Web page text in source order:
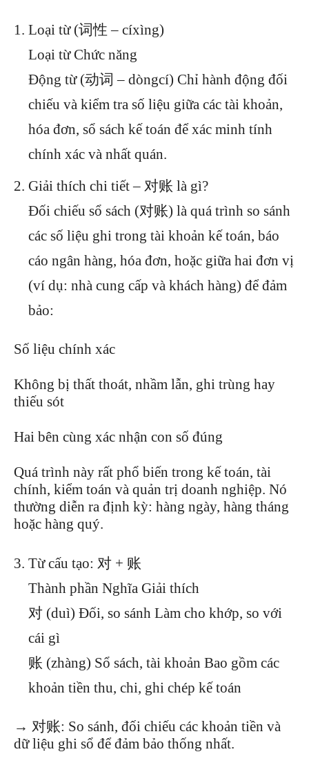
Loại từ (词性 – cíxìng)
Loại từ Chức năng
Động từ (动词 – dòngcí) Chỉ hành động đối
chiếu và kiểm tra số liệu giữa các tài khoản,
hóa đơn, sổ sách kế toán để xác minh tính
chính xác và nhất quán.
Giải thích chi tiết – 对账 là gì?
Đối chiếu sổ sách (对账) là quá trình so sánh
các số liệu ghi trong tài khoản kế toán, báo
cáo ngân hàng, hóa đơn, hoặc giữa hai đơn vị
(ví dụ: nhà cung cấp và khách hàng) để đảm
bảo:
Số liệu chính xác
Không bị thất thoát, nhầm lẫn, ghi trùng hay
thiếu sót
Hai bên cùng xác nhận con số đúng
Quá trình này rất phổ biến trong kế toán, tài
chính, kiểm toán và quản trị doanh nghiệp. Nó
thường diễn ra định kỳ: hàng ngày, hàng tháng
hoặc hàng quý.
Từ cấu tạo: 对 + 账
Thành phần Nghĩa Giải thích
对 (duì) Đối, so sánh Làm cho khớp, so với
cái gì
账 (zhàng) Sổ sách, tài khoản Bao gồm các
khoản tiền thu, chi, ghi chép kế toán
→ 对账: So sánh, đối chiếu các khoản tiền và
dữ liệu ghi sổ để đảm bảo thống nhất.